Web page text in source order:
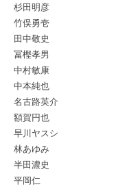
杉田明彦
竹俣勇壱
田中敬史
冨樫孝男
中村敏康
中本純也
名古路英介
額賀円也
早川ヤスシ
林あゆみ
半田濃史
平岡仁